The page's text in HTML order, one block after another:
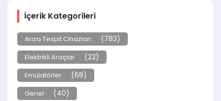
İçerik Kategorileri
Arıza Tespit Cihazları (783)
Elektrikli Araçlar (22)
Emülatörler (68)
Genel (40)